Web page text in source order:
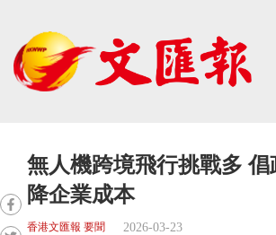
無人機跨境飛行挑戰多 倡
降企業成本
香港文匯報 要聞 2026-03-23